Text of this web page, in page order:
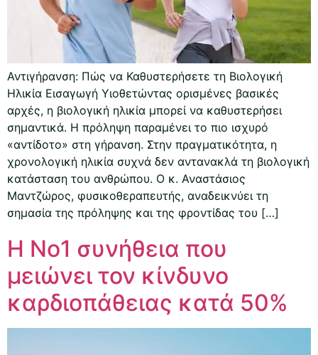
Αντιγήρανση: Πώς να Καθυστερήσετε τη Βιολογική
Ηλικία Εισαγωγή Υιοθετώντας ορισμένες βασικές
αρχές, η βιολογική ηλικία μπορεί να καθυστερήσει
σημαντικά. Η πρόληψη παραμένει το πιο ισχυρό
«αντίδοτο» στη γήρανση. Στην πραγματικότητα, η
χρονολογική ηλικία συχνά δεν αντανακλά τη βιολογική
κατάσταση του ανθρώπου. Ο κ. Αναστάσιος
Μαντζώρος, φυσικοθεραπευτής, αναδεικνύει τη
σημασία της πρόληψης και της φροντίδας του […]
Η Νο1 συνήθεια που
μειώνει τον κίνδυνο
καρδιοπάθειας κατά 50%